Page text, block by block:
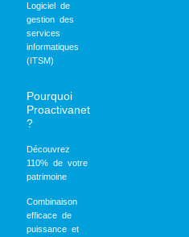
Logiciel de
gestion des
services
informatiques
(ITSM)
Pourquoi
Proactivanet
?
Découvrez
110% de votre
patrimoine
Combinaison
efficace de
puissance et